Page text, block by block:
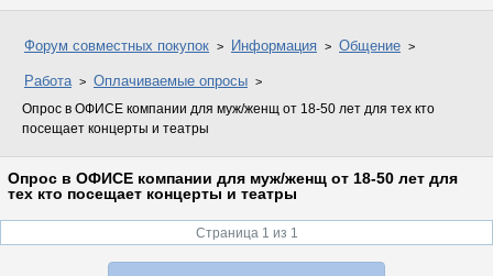
Форум совместных покупок Информация Общение
Работа Оплачиваемые опросы
Опрос в ОФИСЕ компании для муж/женщ от 18-50 лет для тех кто
посещает концерты и театры
Опрос в ОФИСЕ компании для муж/женщ от 18-50 лет для
тех кто посещает концерты и театры
Страница 1 из 1